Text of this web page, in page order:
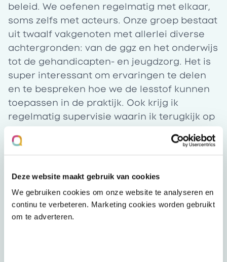
Deze website maakt gebruik van cookies
We gebruiken cookies om onze website te analyseren en
continu te verbeteren. Marketing cookies worden gebruikt
om te adverteren.
beleid. We oefenen regelmatig met elkaar,
soms zelfs met acteurs. Onze groep bestaat
uit twaalf vakgenoten met allerlei diverse
achtergronden: van de ggz en het onderwijs
tot de gehandicapten- en jeugdzorg. Het is
super interessant om ervaringen te delen
en te bespreken hoe we de lesstof kunnen
toepassen in de praktijk. Ook krijg ik
regelmatig supervisie waarin ik terugkijk op
situaties en mijn eigen professioneel
handelen: wat ging goed, wat kon beter,
waar voelde ik me onzeker over? Heel fijn
om hier met mijn supervisor over te kunnen
Daarnaast ben ik sinds de start van de
opleiding ook bij Mentaal Beter gaan